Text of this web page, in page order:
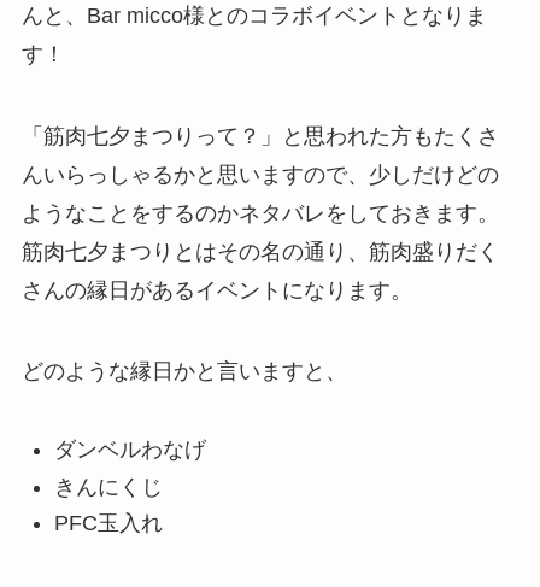
んと、Bar micco様とのコラボイベントとなりま
す！
「筋肉七夕まつりって？」と思われた方もたくさ
んいらっしゃるかと思いますので、少しだけどの
ようなことをするのかネタバレをしておきます。
筋肉七夕まつりとはその名の通り、筋肉盛りだく
さんの縁日があるイベントになります。
どのような縁日かと言いますと、
ダンベルわなげ
きんにくじ
PFC玉入れ